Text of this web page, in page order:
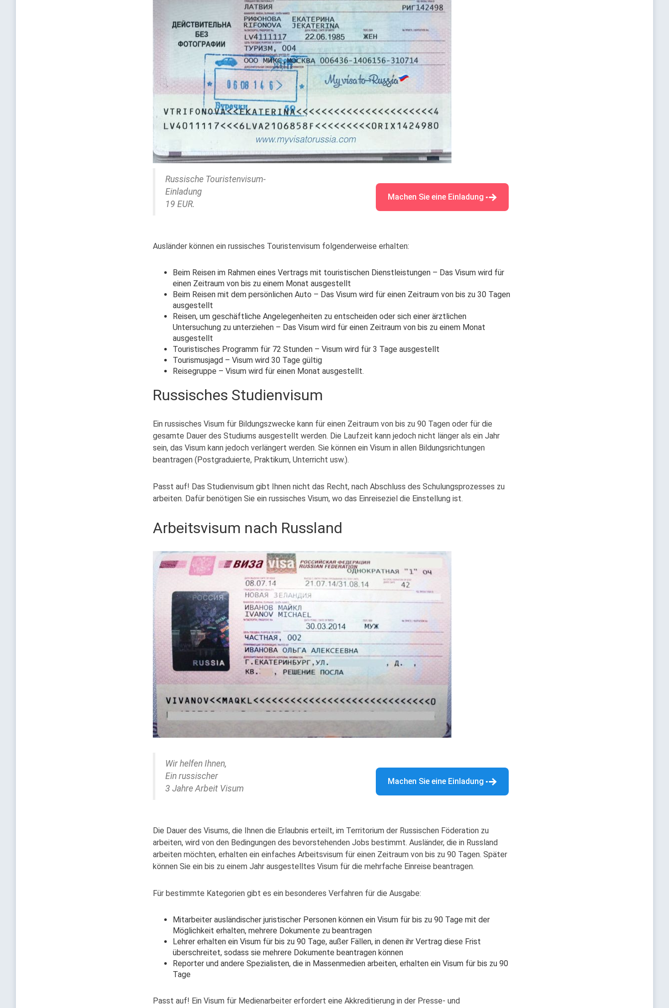
Russische Touristenvisum-
Einladung
19 EUR.
Machen Sie eine Einladung
Ausländer können ein russisches Touristenvisum folgenderweise erhalten:
Beim Reisen im Rahmen eines Vertrags mit touristischen Dienstleistungen – Das Visum wird für
einen Zeitraum von bis zu einem Monat ausgestellt
Beim Reisen mit dem persönlichen Auto – Das Visum wird für einen Zeitraum von bis zu 30 Tagen
ausgestellt
Reisen, um geschäftliche Angelegenheiten zu entscheiden oder sich einer ärztlichen
Untersuchung zu unterziehen – Das Visum wird für einen Zeitraum von bis zu einem Monat
ausgestellt
Touristisches Programm für 72 Stunden – Visum wird für 3 Tage ausgestellt
Tourismusjagd – Visum wird 30 Tage gültig
Reisegruppe – Visum wird für einen Monat ausgestellt.
Russisches Studienvisum
Ein russisches Visum für Bildungszwecke kann für einen Zeitraum von bis zu 90 Tagen oder für die
gesamte Dauer des Studiums ausgestellt werden. Die Laufzeit kann jedoch nicht länger als ein Jahr
sein, das Visum kann jedoch verlängert werden. Sie können ein Visum in allen Bildungsrichtungen
beantragen (Postgraduierte, Praktikum, Unterricht usw.).
Passt auf! Das Studienvisum gibt Ihnen nicht das Recht, nach Abschluss des Schulungsprozesses zu
arbeiten. Dafür benötigen Sie ein russisches Visum, wo das Einreiseziel die Einstellung ist.
Arbeitsvisum nach Russland
Wir helfen Ihnen,
Ein russischer
3 Jahre Arbeit Visum
Machen Sie eine Einladung
Die Dauer des Visums, die Ihnen die Erlaubnis erteilt, im Territorium der Russischen Föderation zu
arbeiten, wird von den Bedingungen des bevorstehenden Jobs bestimmt. Ausländer, die in Russland
arbeiten möchten, erhalten ein einfaches Arbeitsvisum für einen Zeitraum von bis zu 90 Tagen. Später
können Sie ein bis zu einem Jahr ausgestelltes Visum für die mehrfache Einreise beantragen.
Für bestimmte Kategorien gibt es ein besonderes Verfahren für die Ausgabe:
Mitarbeiter ausländischer juristischer Personen können ein Visum für bis zu 90 Tage mit der
Möglichkeit erhalten, mehrere Dokumente zu beantragen
Lehrer erhalten ein Visum für bis zu 90 Tage, außer Fällen, in denen ihr Vertrag diese Frist
überschreitet, sodass sie mehrere Dokumente beantragen können
Reporter und andere Spezialisten, die in Massenmedien arbeiten, erhalten ein Visum für bis zu 90
Tage
Passt auf! Ein Visum für Medienarbeiter erfordert eine Akkreditierung in der Presse- und